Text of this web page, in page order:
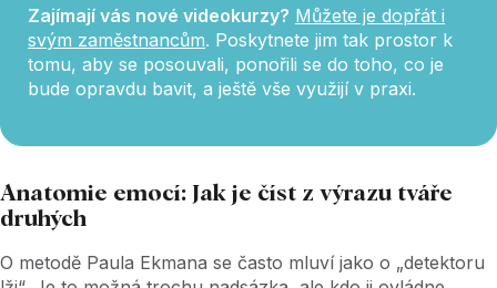
Zajímají vás nové videokurzy? Můžete je dopřát i
svým zaměstnancům. Poskytnete jim tak prostor k
tomu, aby se posouvali, ponořili se do toho, co je
bude opravdu bavit, a ještě vše využijí v praxi.
Anatomie emocí: Jak je číst z výrazu tváře
druhých
O metodě Paula Ekmana se často mluví jako o „detektoru